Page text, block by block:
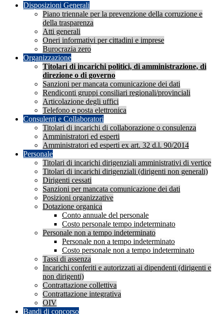
Disposizioni Generali
Piano triennale per la prevenzione della corruzione e
della trasparenza
Atti generali
Oneri informativi per cittadini e imprese
Burocrazia zero
Organizzazione
Titolari di incarichi politici, di amministrazione, di
direzione o di governo
Sanzioni per mancata comunicazione dei dati
Rendiconti gruppi consiliari regionali/provinciali
Articolazione degli uffici
Telefono e posta elettronica
Consulenti e Collaboratori
Titolari di incarichi di collaborazione o consulenza
Amministratori ed esperti
Amministratori ed esperti ex art. 32 d.l. 90/2014
Personale
Titolari di incarichi dirigenziali amministrativi di vertice
Titolari di incarichi dirigenziali (dirigenti non generali)
Dirigenti cessati
Sanzioni per mancata comunicazione dei dati
Posizioni organizzative
Dotazione organica
Conto annuale del personale
Costo personale tempo indeterminato
Personale non a tempo indeterminato
Personale non a tempo indeterminato
Costo personale non a tempo indeterminato
Tassi di assenza
Incarichi conferiti e autorizzati ai dipendenti (dirigenti e
non dirigenti)
Contrattazione collettiva
Contrattazione integrativa
OIV
Bandi di concorso